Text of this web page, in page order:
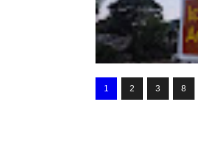
1 2 3 8